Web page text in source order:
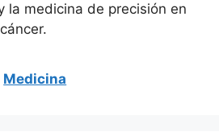
la medicina de precisión en
Medicina